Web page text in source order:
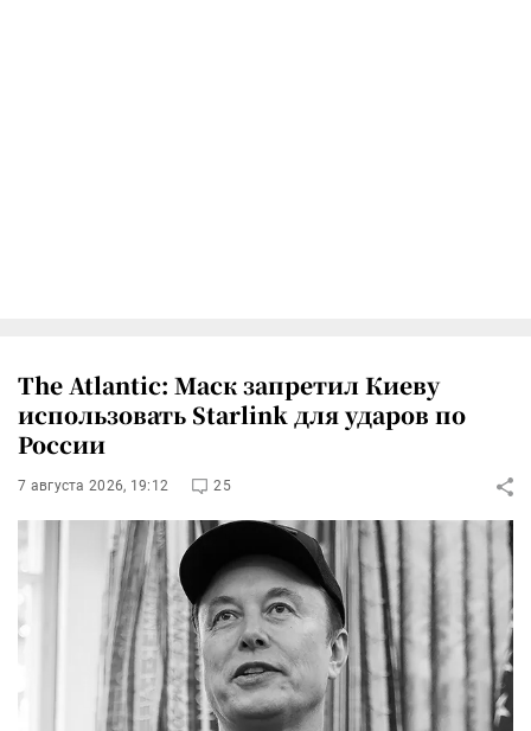
The Atlantic: Маск запретил Киеву
использовать Starlink для ударов по
России
7 августа 2026, 19:12 25